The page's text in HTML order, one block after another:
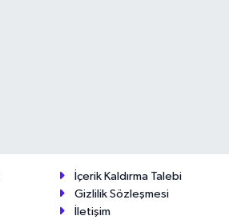
İçerik Kaldırma Talebi
Gizlilik Sözleşmesi
İletişim